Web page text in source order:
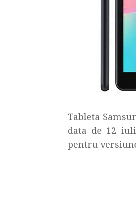
Tableta
data de 12
pentru